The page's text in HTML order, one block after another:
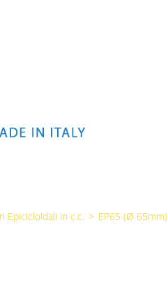
Epicicloidali in c.c. > EP65 (Ø 65mm)